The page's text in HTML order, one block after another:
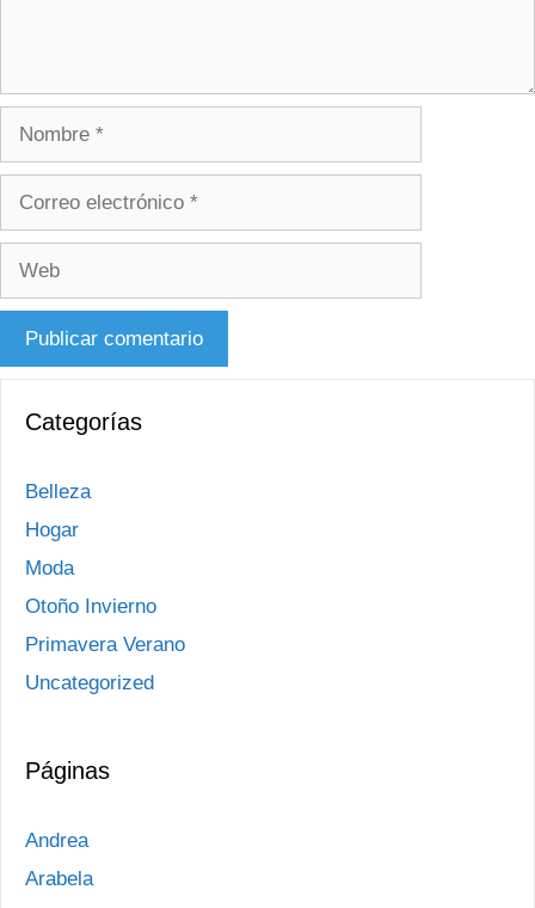
Nombre
Correo
Web
Categorías
Belleza
Hogar
Moda
Otoño Invierno
Primavera Verano
Uncategorized
Páginas
Andrea
Arabela